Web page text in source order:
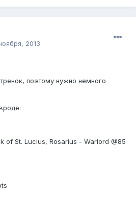
2013
поэтому нужно немного
of St. Lucius, Rosarius - Warlord @85